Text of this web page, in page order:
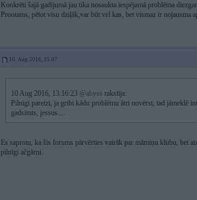
Konkrēti šajā gadījumā jau tika nosaukta iespējamā problēma
Prootams, pētot visu dziļāk,var būt vel kas, bet vismaz ir nojausma
10. Aug 2016, 15:07
10 Aug 2016, 13:16:23 @abyss rakstīja:
Pilnīgi pareizi, ja gribi kādu problēmu ātri novērst, tad jāmeklē
gadsimts, jessus....
Es saprotu, ka šis forums pārvērties vairāk par māmiņu klubu, bet
pilnīgi ačgārni.